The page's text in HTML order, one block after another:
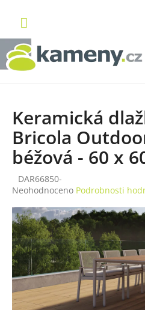
obsah
Keramická
Bricola
béžová - 60 x
DAR66850-
Průměrné
produktu
je
0,0
z
5
hvězdiček.
Neohodnoceno Podrobnosti